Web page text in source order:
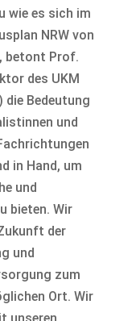
wie es sich im
NRW von
betont Prof.
des UKM
Bedeutung
und
in Hand, um
und
bieten. Wir
der
und
zum
Ort. Wir